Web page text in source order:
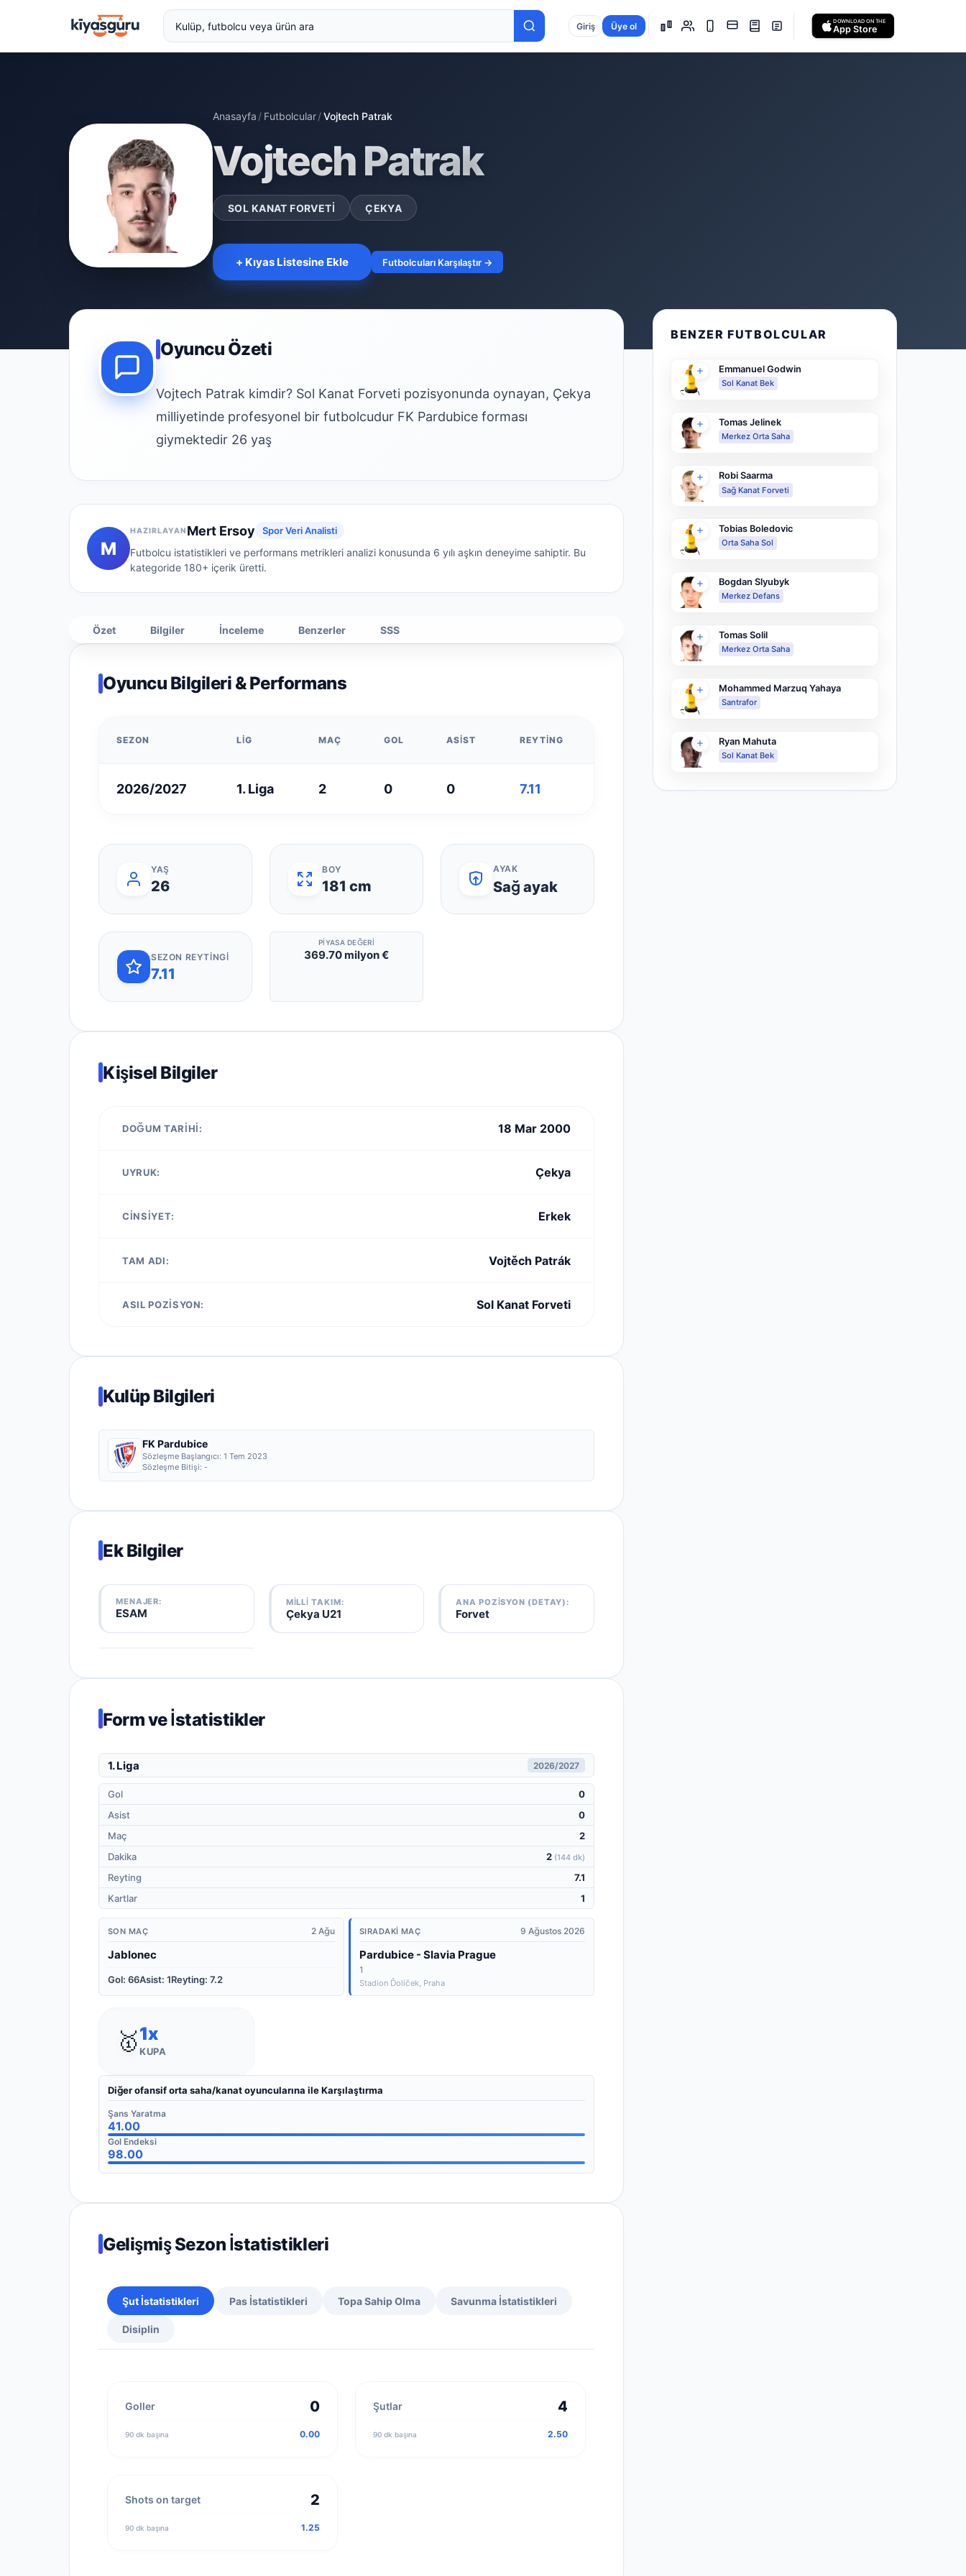
Giriş Üye ol DOWNLOAD ON THE
App Store
Anasayfa / Futbolcular/Vojtech Patrak
Vojtech Patrak
SOL KANAT FORVETI ÇEKYA
+ Kıyas Listesine Ekle Futbolcuları Karşılaştır →
Oyuncu Özeti
Vojtech Patrak kimdir? Sol Kanat Forveti pozisyonunda oynayan, Çekya
milliyetinde profesyonel bir futbolcudur FK Pardubice forması
giymektedir 26 yaş
M
HAZIRLAYAN Mert Ersoy Spor Veri Analisti
Futbolcu istatistikleri ve performans metrikleri analizi konusunda 6 yılı aşkın deneyime sahiptir. Bu
kategoride 180+ içerik üretti.
Özet Bilgiler İnceleme Benzerler SSS
Oyuncu Bilgileri & Performans
SEZON LIG MAÇ GOL ASIST REYTING
2026/2027 1. Liga 2 0 0 7.11
YAŞ
26
BOY
181 cm
AYAK
Sağ ayak
SEZON REYTINGI
7.11
PIYASA DEĞERI
369.70 milyon €
Kişisel Bilgiler
DOĞUM TARIHI: 18 Mar 2000
UYRUK: Çekya
CINSIYET: Erkek
TAM ADI: Vojtěch Patrák
ASIL POZISYON: Sol Kanat Forveti
Kulüp Bilgileri
FK Pardubice
Sözleşme Başlangıcı: 1 Tem 2023
Sözleşme Bitişi: -
Ek Bilgiler
MENAJER:
ESAM
MILLI TAKIM:
Çekya U21
ANA POZISYON (DETAY):
Forvet
Form ve İstatistikler
1. Liga 2026/2027
Gol
0
Asist
0
Maç
2
Dakika
2 (144 dk)
Reyting
7.1
Kartlar
1
SON MAÇ 2 Ağu
Jablonec
Gol: 66Asist: 1Reyting: 7.2
SIRADAKI MAÇ 9 Ağustos 2026
Pardubice - Slavia Prague
1
Stadion Ďolíček , Praha
🥇1x
KUPA
Diğer ofansif orta saha/kanat oyuncularına ile Karşılaştırma
Şans Yaratma
41.00
Gol Endeksi
98.00
Gelişmiş Sezon İstatistikleri
Şut İstatistikleri Pas İstatistikleri Topa Sahip Olma Savunma İstatistikleri
Disiplin
Goller 0
90 dk başına 0.00
Şutlar 4
90 dk başına 2.50
Shots on target 2
90 dk başına 1.25
BENZER FUTBOLCULAR
Emmanuel Godwin
Sol Kanat Bek
Tomas Jelinek
Merkez Orta Saha
Robi Saarma
Sağ Kanat Forveti
Tobias Boledovic
Orta Saha Sol
Bogdan Slyubyk
Merkez Defans
Tomas Solil
Merkez Orta Saha
Mohammed Marzuq Yahaya
Santrafor
Ryan Mahuta
Sol Kanat Bek